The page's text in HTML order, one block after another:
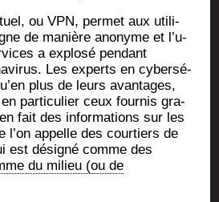
ou VPN, per­met aux uti­li­
de manière ano­nyme et l’u­
a explo­sé pen­dant
Les experts en cyber­sé­
plus de leurs avan­tages,
par­ti­cu­lier ceux four­nis gra­
fait des infor­ma­tions sur les
l’on appelle des cour­tiers de
est dési­gné comme des
du milieu (ou de